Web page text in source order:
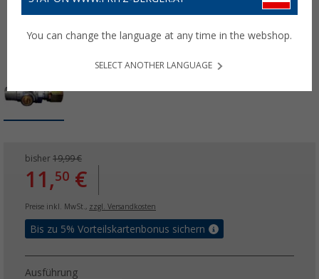
bisher 19,99 €
11,50 €
Preise inkl. MwSt., zzgl. Versandkosten
Bis zu 5% Vorteilskartenbonus sichern
Ausführung
You can change the language at any time in the webshop.
SELECT ANOTHER LANGUAGE